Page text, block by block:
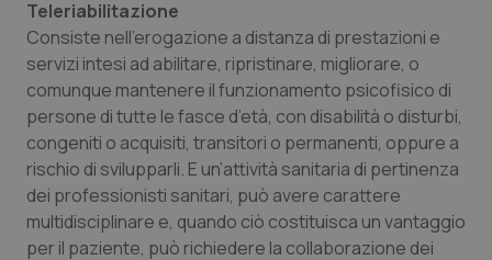
Teleriabilitazione
Consiste nell’erogazione a distanza di prestazioni e
servizi intesi ad abilitare, ripristinare, migliorare, o
comunque mantenere il funzionamento psicofisico di
persone di tutte le fasce d’età, con disabilità o disturbi,
congeniti o acquisiti, transitori o permanenti, oppure a
rischio di svilupparli. E un’attività sanitaria di pertinenza
dei professionisti sanitari, può avere carattere
multidisciplinare e, quando ciò costituisca un vantaggio
per il paziente, può richiedere la collaborazione dei
_ga
Google LLC
.quotidianosanita.it